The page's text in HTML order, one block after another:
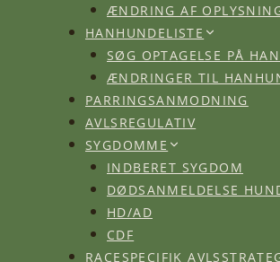
ÆNDRING AF
HANHUNDELISTE
SØG OPTAGELSE PÅ
ÆNDRINGER TIL
PARRINGSANMODNING
AVLSREGULATIV
SYGDOMME
INDBERET SYGDOM
DØDSANMELDELSE
HD/AD
CDF
RACESPECIFIK